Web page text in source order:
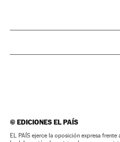
©EDICIONES EL PAÍS
EL PAÍS ejerce la oposición expresa